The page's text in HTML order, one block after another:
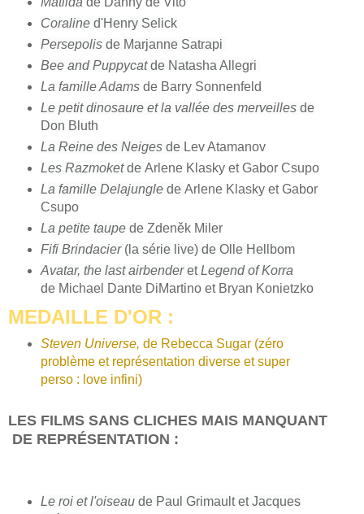
Coralined'Henry Selick
Persepolisde Marjanne Satrapi
Bee and Puppycatde Natasha Allegri
La famille Adamsde Barry Sonnenfeld
Le petit dinosaure et la vallée des merveillesde
Don Bluth
La Reine des Neigesde Lev Atamanov
Les Razmoketde Arlene Klasky et Gabor Csupo
La famille Delajungle de Arlene Klasky et Gabor
Csupo
La petite taupede Zdeněk Miler
Fifi Brindacier(la série live) de Olle Hellbom
Avatar, the last airbenderetLegend of Korra
de Michael Dante DiMartino et Bryan Konietzko
MEDAILLE D'OR :
Steven Universe, de Rebecca Sugar (zéro
problème et représentation diverse et super
perso : love infini)
LES FILMS SANS CLICHES MAIS MANQUANT
DE REPRÉSENTATION :
Le roi et l'oiseau de Paul Grimault et Jacques